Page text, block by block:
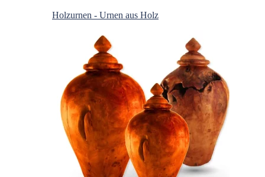
Holzurnen - Urnen aus Holz